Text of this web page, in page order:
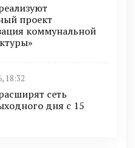
проект
коммунальной
18:32
сеть
дня с 15